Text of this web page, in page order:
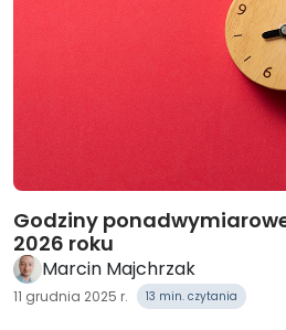
Godziny
2026 roku
Marcin Majchrzak
11 grudnia 2025 r. 13 min. czytania